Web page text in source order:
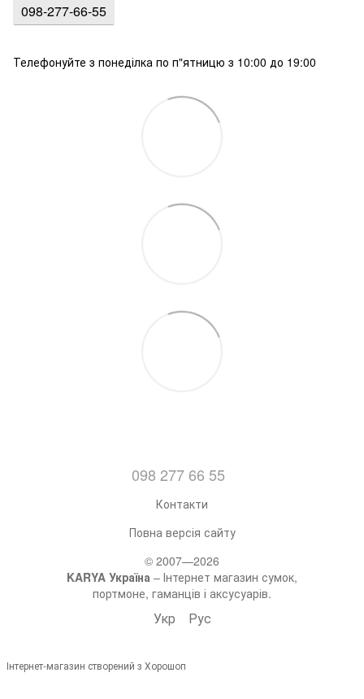
098-277-66-55
Телефонуйте з понеділка по п"ятницю з 10:00 до 19:00
098 277 66 55
Контакти
Повна версія сайту
© 2007—2026
KARYA Україна – Інтернет магазин сумок,
портмоне, гаманців і аксусуарів.
Укр Рус
Інтернет-магазин створений з Хорошоп